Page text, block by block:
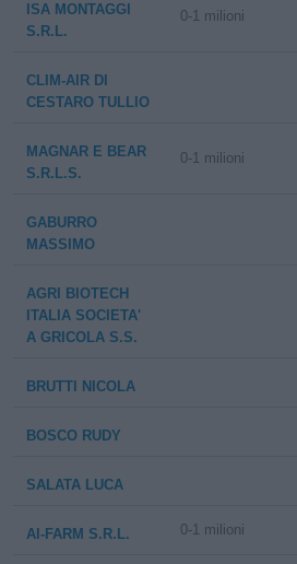
ISA MONTAGGI
S.R.L.
0-1 milioni
CLIM-AIR DI
CESTARO TULLIO
MAGNAR E BEAR
S.R.L.S.
0-1 milioni
GABURRO
MASSIMO
AGRI BIOTECH
ITALIA SOCIETA'
A GRICOLA S.S.
BRUTTI NICOLA
BOSCO RUDY
SALATA LUCA
AI-FARM S.R.L. 0-1 milioni